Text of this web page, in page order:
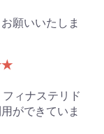
願いいたしま
ィナステリド
ができていま